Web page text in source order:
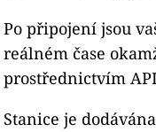
Po připojení jsou
reálném čase
prostřednictvím
Stanice je